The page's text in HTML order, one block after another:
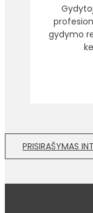
gydymo
PRISIRAŠYMAS